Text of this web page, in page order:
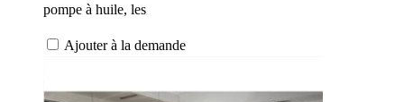
pompe à huile, les
Ajouter à la demande